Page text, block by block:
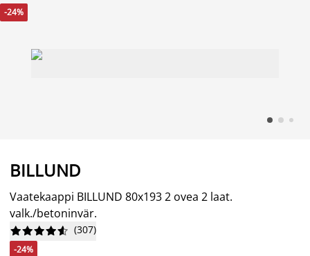
-24%
BILLUND
Vaatekaappi BILLUND 80x193 2 ovea 2 laat.
valk./betoninvär.





 (307)
-24%